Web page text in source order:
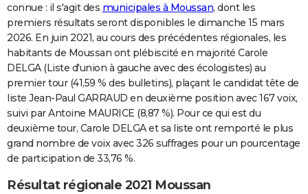
S'inscrire
Se connecter
Lycées
Collèges
Primaires
Universités
Entreprises
Service militaire
Avis de recherche
AVIS DE DÉCÈS
FORUM
Bricolage
Lifestyle
Culture
Sport
Auto
Television
Voyage
Cinema
connue : il s'agit des municipales à Moussan, dont les
premiers résultats seront disponibles le dimanche 15 mars
2026. En juin 2021, au cours des précédentes régionales, les
habitants de Moussan ont plébiscité en majorité Carole
DELGA (Liste d'union à gauche avec des écologistes) au
premier tour (41,59 % des bulletins), plaçant le candidat tête de
liste Jean-Paul GARRAUD en deuxième position avec 167 voix,
suivi par Antoine MAURICE (8,87 %). Pour ce qui est du
deuxième tour, Carole DELGA et sa liste ont remporté le plus
grand nombre de voix avec 326 suffrages pour un pourcentage
de participation de 33,76 %.
Résultat régionale 2021 Moussan